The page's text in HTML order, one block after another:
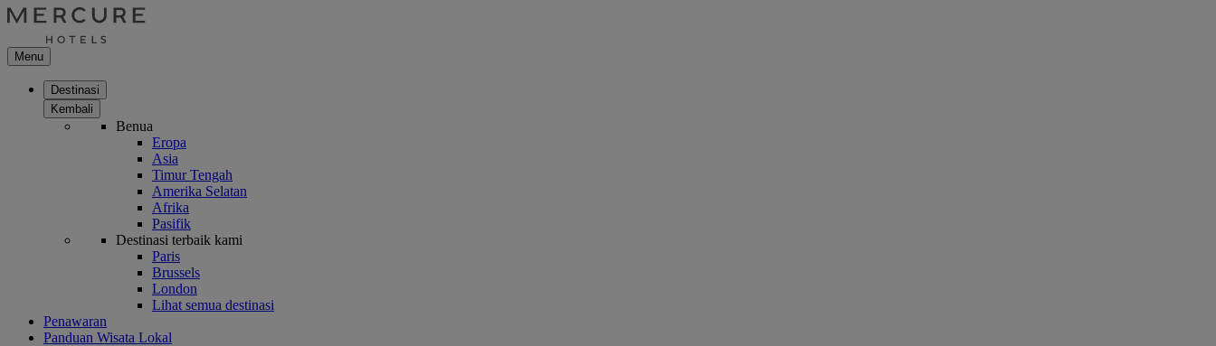
Menu
Destinasi
Kembali
Benua
Eropa
Asia
Timur Tengah
Amerika Selatan
Afrika
Pasifik
Destinasi terbaik kami
Paris
Brussels
London
Lihat semua destinasi
Penawaran
Panduan Wisata Lokal